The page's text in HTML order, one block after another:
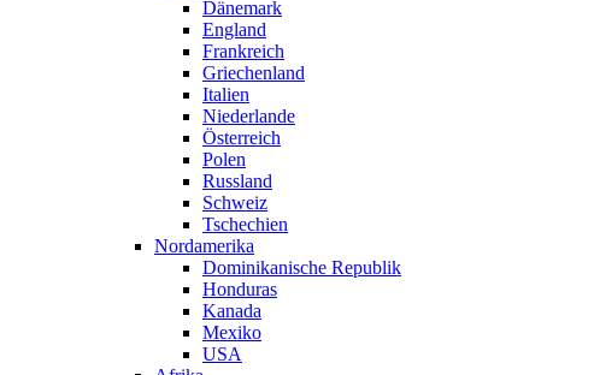
Dänemark
England
Frankreich
Griechenland
Italien
Niederlande
Österreich
Polen
Russland
Schweiz
Tschechien
Nordamerika
Dominikanische Republik
Honduras
Kanada
Mexiko
USA